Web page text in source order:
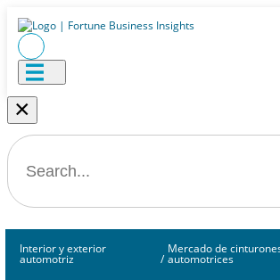
×
Interior y exterior
automotriz /
Mercado de
automotrices